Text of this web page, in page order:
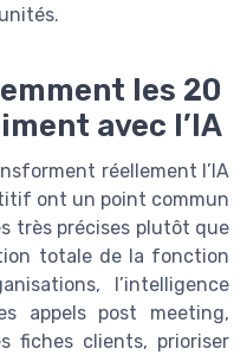
les 20
avec l’IA
réellement l’IA
ont un point commun
très précises plutôt que
totale de la fonction
l’intelligence
appels post meeting,
fiches clients, prioriser